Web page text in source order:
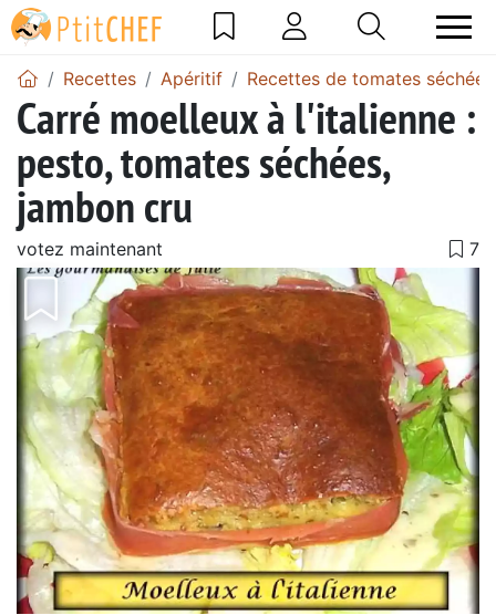
Recettes Apéritif Recettes de tomates séchées
Carré moelleux à l'italienne :
pesto, tomates séchées,
jambon cru
votez maintenant